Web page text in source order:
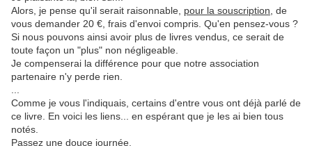
Alors, je pense qu'il serait raisonnable, pour la souscription , de
vous demander 20 €, frais d'envoi compris. Qu'en pensez-vous ?
Si nous pouvons ainsi avoir plus de livres vendus, ce serait de
toute façon un "plus" non négligeable.
Je compenserai la différence pour que notre association
partenaire n'y perde rien.
Comme je vous l'indiquais, certains d'entre vous ont déjà parlé de
ce livre. En voici les liens... en espérant que je les ai bien tous
notés.
Passez une douce journée.